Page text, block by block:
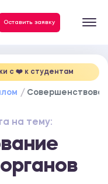
Оставить заявку
c ❤️ к студентам
на тему: